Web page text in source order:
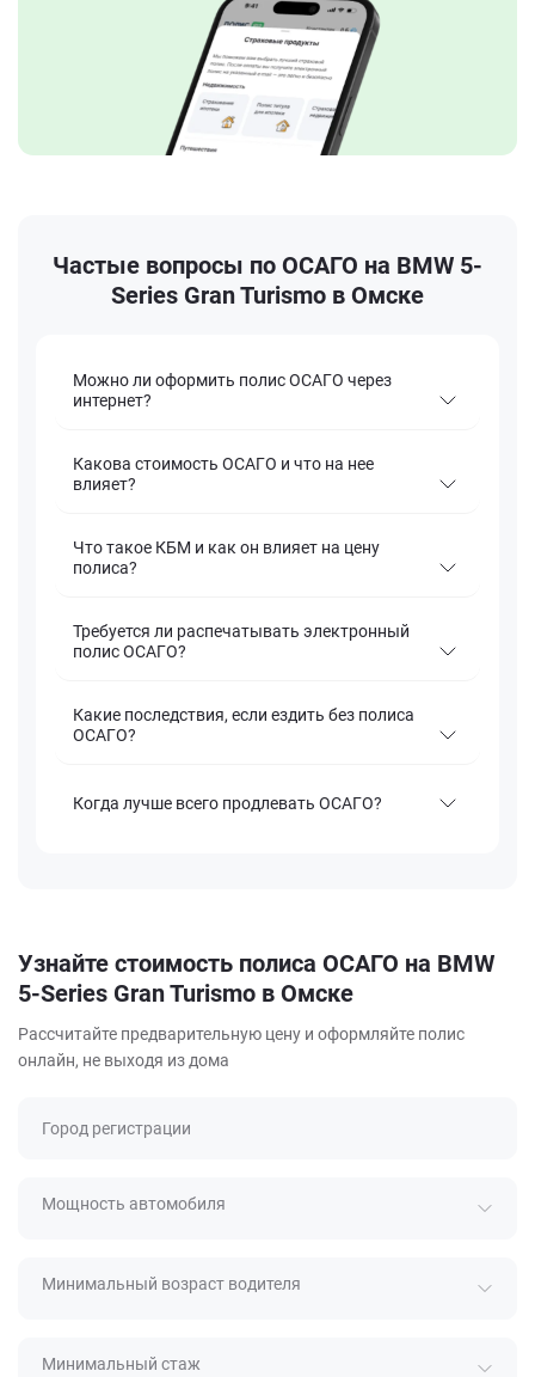
Частые вопросы по ОСАГО на BMW 5-
Series Gran Turismo в Омске
Можно ли оформить полис ОСАГО через
интернет?
Какова стоимость ОСАГО и что на нее
влияет?
Что такое КБМ и как он влияет на цену
полиса?
Требуется ли распечатывать электронный
полис ОСАГО?
Какие последствия, если ездить без полиса
ОСАГО?
Когда лучше всего продлевать ОСАГО?
Узнайте стоимость полиса ОСАГО на BMW
5-Series Gran Turismo в Омске
Рассчитайте предварительную цену и оформляйте полис
онлайн, не выходя из дома
Город регистрации
Мощность автомобиля
Минимальный возраст водителя
Минимальный стаж